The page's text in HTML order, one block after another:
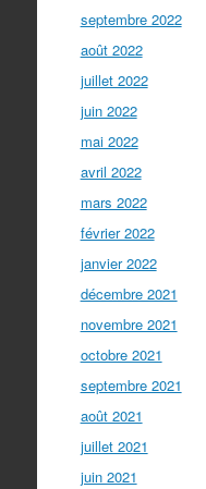
septembre 2022
août 2022
juillet 2022
juin 2022
mai 2022
avril 2022
mars 2022
février 2022
janvier 2022
décembre 2021
novembre 2021
octobre 2021
septembre 2021
août 2021
juillet 2021
juin 2021